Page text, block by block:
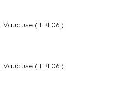
( FRL06 )
( FRL06 )